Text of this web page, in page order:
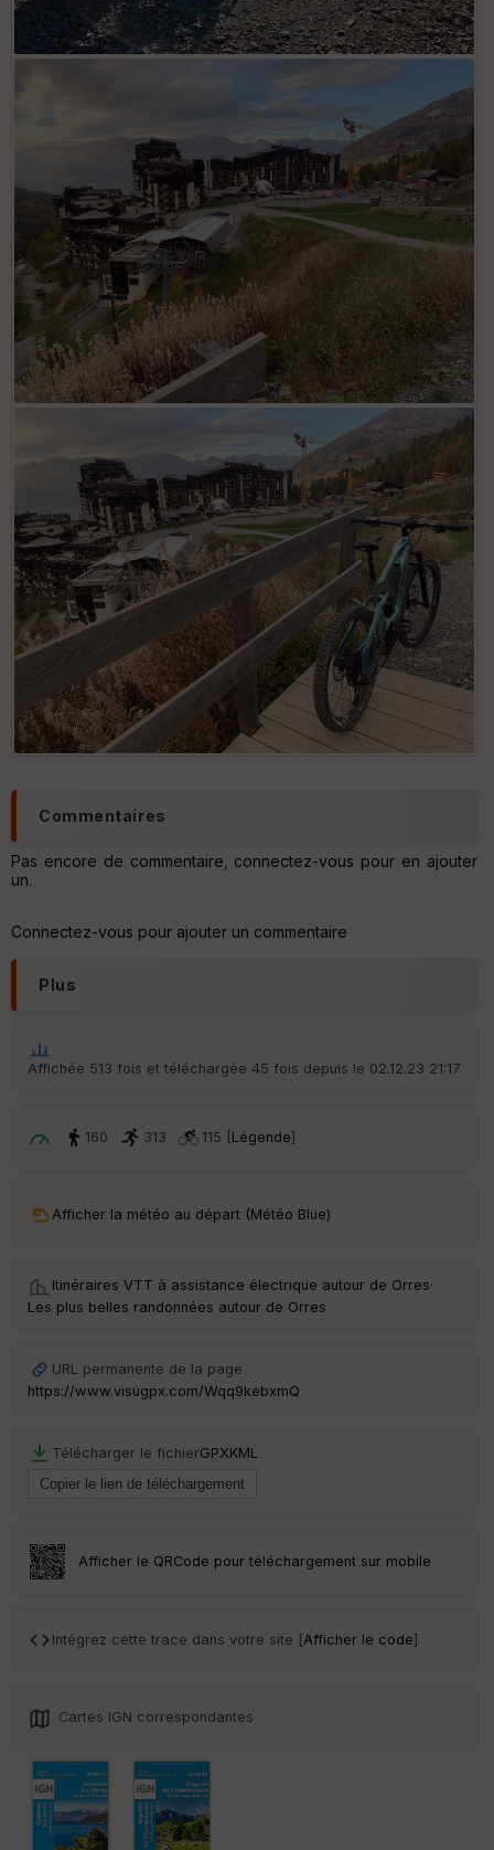
Commentaires
Pas encore de commentaire, connectez-vous pour en ajouter
un.
Connectez-vous pour ajouter un commentaire
Plus
Affichée 513 fois et téléchargée 45 fois depuis le 02.12.23 21:17
160 313 115 [Légende]
Afficher la météo au départ (Météo Blue)
Itinéraires VTT à assistance électrique autour de Orres·
Les plus belles randonnées autour de Orres
URL permanente de la page
https://www.visugpx.com/Wqq9kebxmQ
Télécharger le fichierGPXKML
Afficher le QRCode pour téléchargement sur mobile
Intégrez cette trace dans votre site [Afficher le code]
Cartes IGN correspondantes